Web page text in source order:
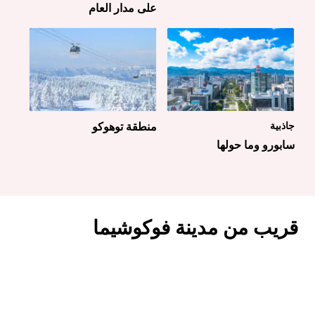
على مدار العام
جاذبية
سابورو وما حولها
منطقة توهوكو
قريب من مدينة فوكوشيما